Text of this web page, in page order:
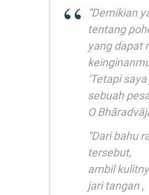
“Demikian
tentang
yang dapat
‘Tetapi
sebuah
O
“Dari bahu
tersebut,
ambil
jari tangan ,